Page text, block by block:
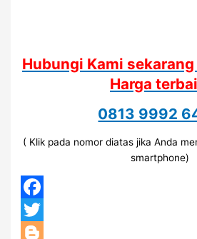
Hubungi Kami
Harga
0813 9992
( Klik pada nomor diatas jika Anda
smartphone)
Facebook
Twitter